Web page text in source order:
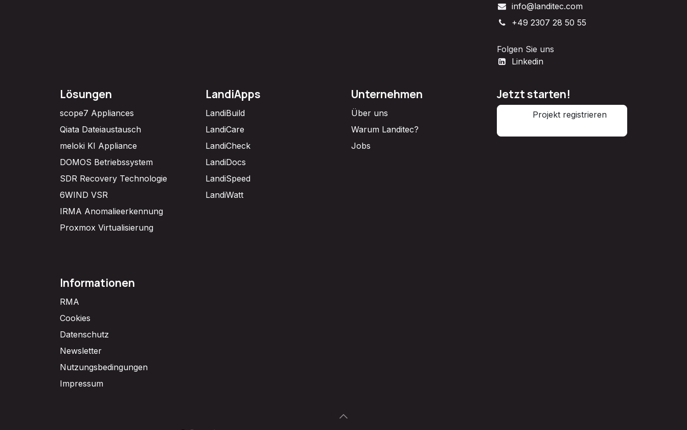
info@landitec.com
+49 2307 28 50 55
Folgen Sie uns
Linkedin
Lösungen
scope7 Appliances
Qiata Dateiaustausch
meloki KI Appliance
DOMOS Betriebssystem
SDR Recovery Technologie
6WIND VSR
IRMA Anomalieerkennung
Proxmox Virtualisierung
LandiApps
LandiBuild
LandiCare
LandiCheck
LandiDocs
LandiSpeed
LandiWatt
Unternehmen
Über uns
Warum Landitec?
Jobs
Jetzt starten!
Projekt registrieren
Informationen
RMA
Cookies
Datenschutz
Newsletter
Nutzungsbedingungen
Impressum